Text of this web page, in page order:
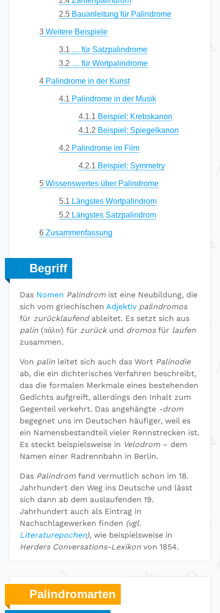
2.5 Bauanleitung für Palindrome
3 Weitere Beispiele
3.1 … für Satzpalindrome
3.2 … für Wortpalindrome
4 Palindrome in der Kunst
4.1 Palindrome in der Musik
4.1.1 Beispiel: Krebskanon
4.1.2 Beispiel: Spiegelkanon
4.2 Palindrome im Film
4.2.1 Beispiel: Symmetry
5 Wissenswertes über Palindrome
5.1 Längstes Wortpalindrom
5.2 Längstes Satzpalindrom
6 Zusammenfassung
Begriff
Das Nomen Palindromist eine Neubildung, die
sich vom griechischen Adjektiv palίndromos
für zurücklaufendableitet. Es setzt sich aus
palin (πάλιν) für zurückund dromosfür laufen
zusammen.
Von palin leitet sich auch das Wort Palinodie
ab, die ein dichterisches Verfahren beschreibt,
das die formalen Merkmale eines bestehenden
Gedichts aufgreift, allerdings den Inhalt zum
Gegenteil verkehrt. Das angehängte -drom
begegnet uns im Deutschen häufiger, weil es
ein Namensbestandteil vieler Rennstrecken ist.
Es steckt beispielsweise in Velodrom– dem
Namen einer Radrennbahn in Berlin.
Das Palindromfand vermutlich schon im 18.
Jahrhundert den Weg ins Deutsche und lässt
sich dann ab dem auslaufenden 19.
Jahrhundert auch als Eintrag in
Nachschlagewerken finden (vgl.
Literaturepochen), wie beispielsweise in
Herders Conversations-Lexikon von 1854.
Palindromarten